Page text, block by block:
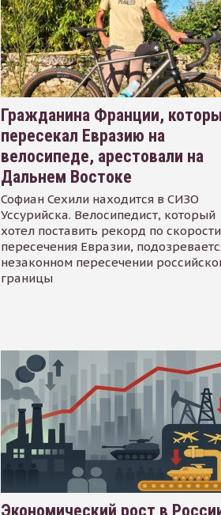
Гражданина Франции,
пересекал Евразию на
велосипеде, арестовали на
Дальнем Востоке
Софиан Сехили находится в СИЗО
Уссурийска. Велосипедист, который
хотел поставить рекорд по скорости
пересечения Евразии,
незаконном пересечении
границы
Экономический рост в